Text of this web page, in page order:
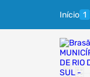
Início